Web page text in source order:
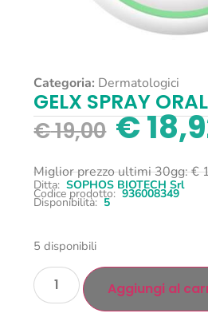
Categoria: Dermatologici
GELX SPRAY
€19,00 €
Miglior prezzo ultimi 30gg:€
Ditta: SOPHOS BIOTECH Srl
Codice prodotto: 936008349
Disponibilità: 5
5 disponibili
Aggiungi al